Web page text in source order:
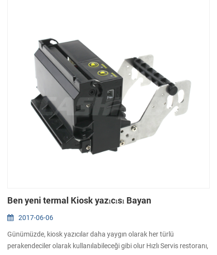
Ben yeni termal Kiosk yazıcısı Bayan
2017-06-06
Günümüzde, kiosk yazıcılar daha yaygın olarak her türlü
perakendeciler olarak kullanılabileceği gibi olur Hızlı Servis restoranı,